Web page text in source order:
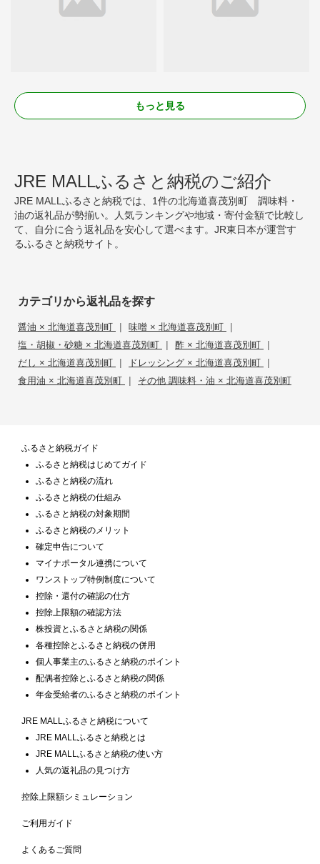
もっと見る
JRE MALLふるさと納税のご紹介
JRE MALLふるさと納税では、1件の北海道喜茂別町 調味料・
油の返礼品が勢揃い。人気ランキングや地域・寄付金額で比較し
て、自分に合う返礼品を安心して選べます。JR東日本が運営す
るふるさと納税サイト。
カテゴリから返礼品を探す
醤油 × 北海道喜茂別町 | 味噌 × 北海道喜茂別町 |
塩・胡椒・砂糖 × 北海道喜茂別町 | 酢 × 北海道喜茂別町 |
だし × 北海道喜茂別町 | ドレッシング × 北海道喜茂別町 |
食用油 × 北海道喜茂別町 | その他 調味料・油 × 北海道喜茂別町
ふるさと納税ガイド
ふるさと納税はじめてガイド
ふるさと納税の流れ
ふるさと納税の仕組み
ふるさと納税の対象期間
ふるさと納税のメリット
確定申告について
マイナポータル連携について
ワンストップ特例制度について
控除・還付の確認の仕方
控除上限額の確認方法
株投資とふるさと納税の関係
各種控除とふるさと納税の併用
個人事業主のふるさと納税のポイント
配偶者控除とふるさと納税の関係
年金受給者のふるさと納税のポイント
JRE MALLふるさと納税について
JRE MALLふるさと納税とは
JRE MALLふるさと納税の使い方
人気の返礼品の見つけ方
控除上限額シミュレーション
ご利用ガイド
よくあるご質問